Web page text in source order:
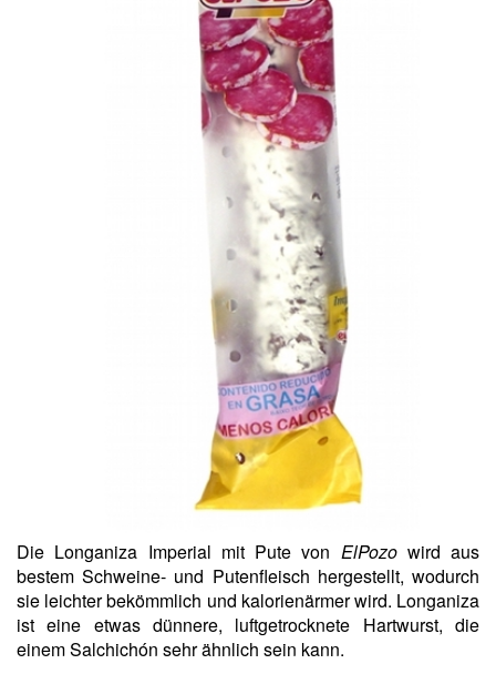
Die Longaniza Imperial mit Pute von ElPozowird aus
bestem Schweine- und Putenfleisch hergestellt, wodurch
sie leichter bekömmlich und kalorienärmer wird. Longaniza
ist eine etwas dünnere, luftgetrocknete Hartwurst, die
einem Salchichón sehr ähnlich sein kann.